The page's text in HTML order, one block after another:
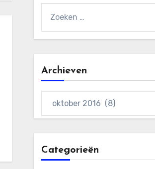
naar:
Archieven
Categorieën